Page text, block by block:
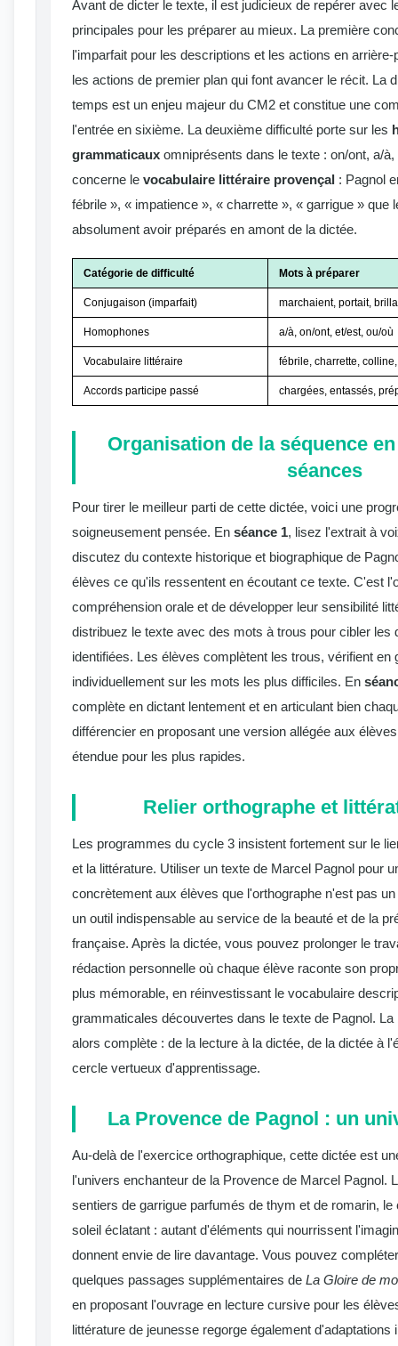
Avant de dicter le texte, il est judicieux de repérer avec
principales pour les préparer au mieux. La première
l'imparfait pour les descriptions et les actions en
les actions de premier plan qui font avancer le récit. La
temps est un enjeu majeur du CM2 et constitue une
l'entrée en sixième. La deuxième difficulté porte sur les
grammaticaux omniprésents dans le texte : on/ont, a/
concerne le vocabulaire littéraire provençal : Pagnol
fébrile », « impatience », « charrette », « garrigue » que
absolument avoir préparés en amont de la dictée.
Catégorie de difficulté Mots à préparer
Conjugaison (imparfait) marchaient, portait,
Homophones a/à, on/ont, et/est, ou/où
Vocabulaire littéraire fébrile, charrette,
Accords participe passé chargées, entassés,
Organisation de la séquence
séances
Pour tirer le meilleur parti de cette dictée, voici une
soigneusement pensée. En séance 1, lisez l'extrait à
discutez du contexte historique et biographique de
élèves ce qu'ils ressentent en écoutant ce texte. C'est
compréhension orale et de développer leur sensibilité
distribuez le texte avec des mots à trous pour cibler les
identifiées. Les élèves complètent les trous, vérifient en
individuellement sur les mots les plus difficiles. En
complète en dictant lentement et en articulant bien
différencier en proposant une version allégée aux
étendue pour les plus rapides.
Relier orthographe et
Les programmes du cycle 3 insistent fortement sur le
et la littérature. Utiliser un texte de Marcel Pagnol pour
concrètement aux élèves que l'orthographe n'est pas
un outil indispensable au service de la beauté et de la
française. Après la dictée, vous pouvez prolonger le
rédaction personnelle où chaque élève raconte son
plus mémorable, en réinvestissant le vocabulaire
grammaticales découvertes dans le texte de Pagnol. La
alors complète : de la lecture à la dictée, de la dictée à
cercle vertueux d'apprentissage.
La Provence de Pagnol : un
Au-delà de l'exercice orthographique, cette dictée est
l'univers enchanteur de la Provence de Marcel Pagnol.
sentiers de garrigue parfumés de thym et de romarin,
soleil éclatant : autant d'éléments qui nourrissent
donnent envie de lire davantage. Vous pouvez
quelques passages supplémentaires de La Gloire de
en proposant l'ouvrage en lecture cursive pour les
littérature de jeunesse regorge également d'adaptations